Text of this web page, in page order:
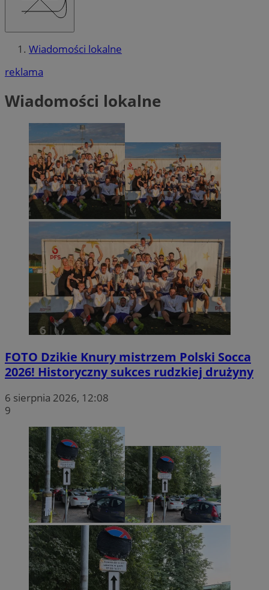
Wiadomości lokalne
reklama
Wiadomości lokalne
FOTO Dzikie Knury mistrzem Polski Socca
2026! Historyczny sukces rudzkiej drużyny
6 sierpnia 2026, 12:08
9